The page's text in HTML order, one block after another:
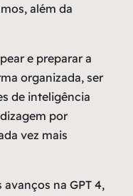
além da
e preparar a
organizada, ser
de inteligência
por
vez mais
na GPT 4,